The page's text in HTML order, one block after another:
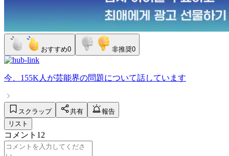
おすすめ0 非推奨0
今、 155K人 が芸能界の問題について話しています
スクラップ 共有
報告
リスト
コメント 12